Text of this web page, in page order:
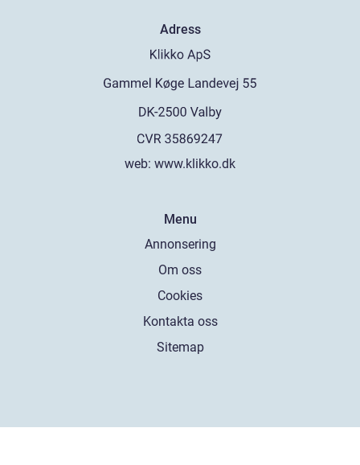
Adress
web: www.klikko.dk
Menu
Annonsering
Om oss
Cookies
Kontakta oss
Sitemap